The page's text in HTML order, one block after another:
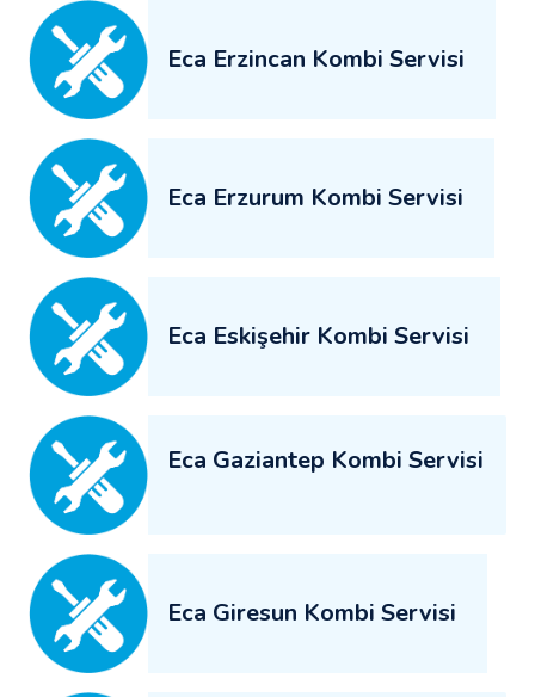
Eca Erzincan Kombi Servisi
Eca Erzurum Kombi Servisi
Eca Eskişehir Kombi Servisi
Eca Gaziantep Kombi Servisi
Eca Giresun Kombi Servisi